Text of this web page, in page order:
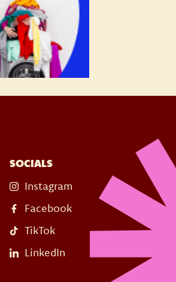
SOCIALS
Instagram
Facebook
TikTok
LinkedIn